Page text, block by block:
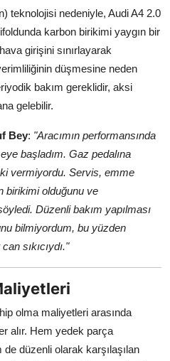
teknolojisi nedeniyle, Audi A4 2.0
karbon birikimi yaygın bir
girişini sınırlayarak
düşmesine neden
bakım gereklidir, aksi
gelebilir.
Bey: "Aracımın performansında
başladım. Gaz pedalına
vermiyordu. Servis, emme
birikimi olduğunu ve
Düzenli bakım yapılması
bilmiyordum, bu yüzden
sıkıcıydı."
olma maliyetleri arasında
alır. Hem yedek parça
de düzenli olarak karşılaşılan